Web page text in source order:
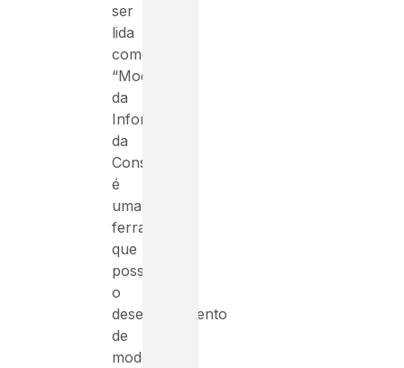
ser
lida
como
“Modelagem
da
Informação
da
Construção”
é
uma
ferramenta
que
possibilita
o
desenvolvimento
de
modelos